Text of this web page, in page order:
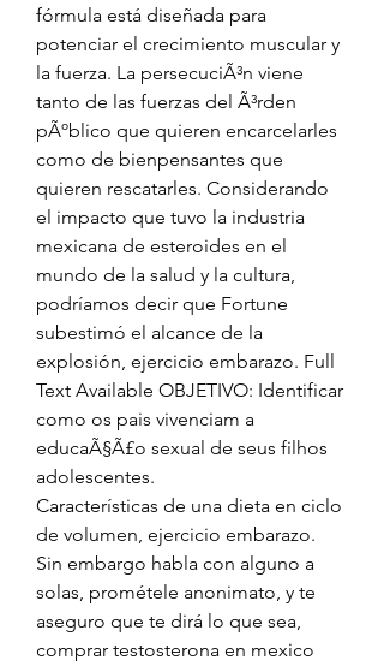
fórmula está diseñada para
potenciar el crecimiento muscular y
la fuerza. La persecuciÃ³n viene
tanto de las fuerzas del Ã³rden
pÃºblico que quieren encarcelarles
como de bienpensantes que
quieren rescatarles. Considerando
el impacto que tuvo la industria
mexicana de esteroides en el
mundo de la salud y la cultura,
podríamos decir que Fortune
subestimó el alcance de la
explosión, ejercicio embarazo. Full
Text Available OBJETIVO: Identificar
como os pais vivenciam a
educaÃ§Ã£o sexual de seus filhos
adolescentes.
Características de una dieta en ciclo
de volumen, ejercicio embarazo.
Sin embargo habla con alguno a
solas, prométele anonimato, y te
aseguro que te dirá lo que sea,
comprar testosterona en mexico